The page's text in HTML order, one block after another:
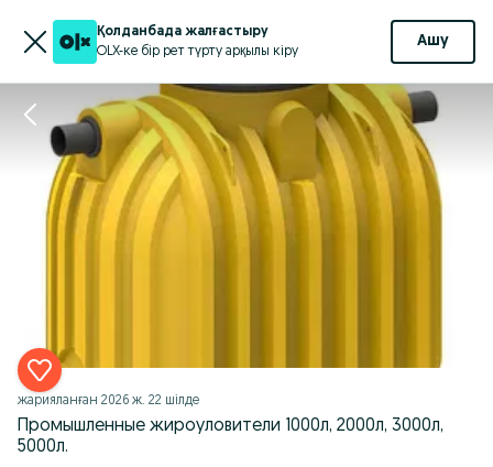
Қолданбада жалғастыру
OLX-ке бір рет түрту арқылы кіру
Ашу
жарияланған 2026 ж. 22 шілде
Промышленные жироуловители 1000л, 2000л, 3000л,
5000л.